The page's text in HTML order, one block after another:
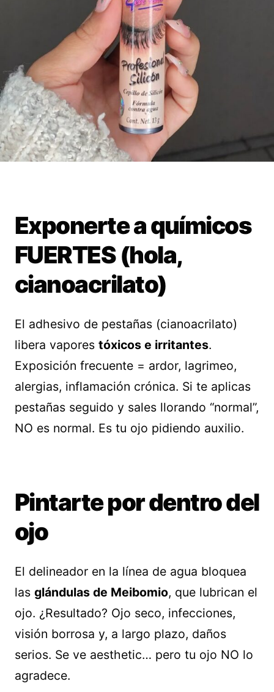
Exponerte a químicos
FUERTES (hola,
cianoacrilato)
El adhesivo de pestañas (cianoacrilato)
libera vapores tóxicos e irritantes.
Exposición frecuente = ardor, lagrimeo,
alergias, inflamación crónica. Si te aplicas
pestañas seguido y sales llorando “normal”,
NO es normal. Es tu ojo pidiendo auxilio.
Pintarte por dentro del
ojo
El delineador en la línea de agua bloquea
las glándulas de Meibomio, que lubrican el
ojo. ¿Resultado? Ojo seco, infecciones,
visión borrosa y, a largo plazo, daños
serios. Se ve aesthetic… pero tu ojo NO lo
agradece.